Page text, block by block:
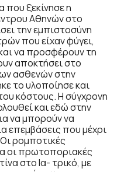
ξεκίνησε η
Αθηνών στο
την εμπιστοσύνη
που είχαν φύγει,
να προσφέρουν τη
αποκτήσει στο
ασθενών στην
το υλοποίησε και
κόστους. Η σύγχρονη
και εδώ στην
να μπορούν να
επεμβάσεις που μέχρι
ρομποτικές
οι πρωτοποριακές
στο Ια- τρικό, με